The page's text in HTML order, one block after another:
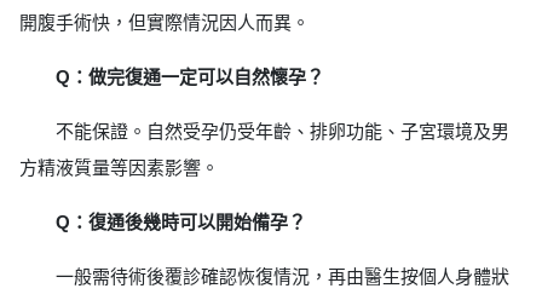
開腹手術快，但實際情況因人而異。
Q：做完復通一定可以自然懷孕？
不能保證。自然受孕仍受年齡、排卵功能、子宮環境及男
方精液質量等因素影響。
Q：復通後幾時可以開始備孕？
一般需待術後覆診確認恢復情況，再由醫生按個人身體狀